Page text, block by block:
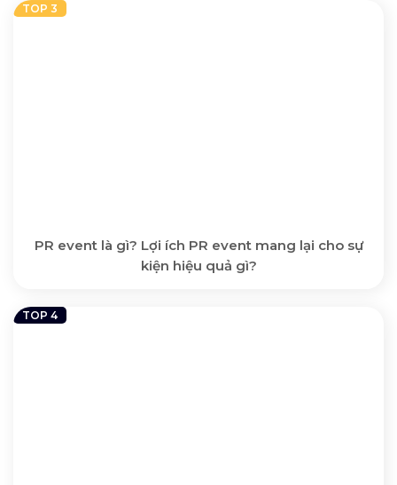
PR event là gì? Lợi ích PR event mang lại cho sự
kiện hiệu quả gì?